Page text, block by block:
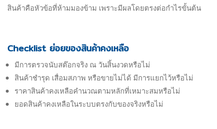
สินค้าคือหัวข้อที่ห้ามมองข้าม เพราะมีผลโดยตรงต่อกำไรขั้นต้น
Checklist ย่อยของสินค้าคงเหลือ
มีการตรวจนับสต๊อกจริง ณ วันสิ้นงวดหรือไม่
สินค้าชำรุด เสื่อมสภาพ หรือขายไม่ได้ มีการแยกไว้หรือไม่
ราคาสินค้าคงเหลือคำนวณตามหลักที่เหมาะสมหรือไม่
ยอดสินค้าคงเหลือในระบบตรงกับของจริงหรือไม่